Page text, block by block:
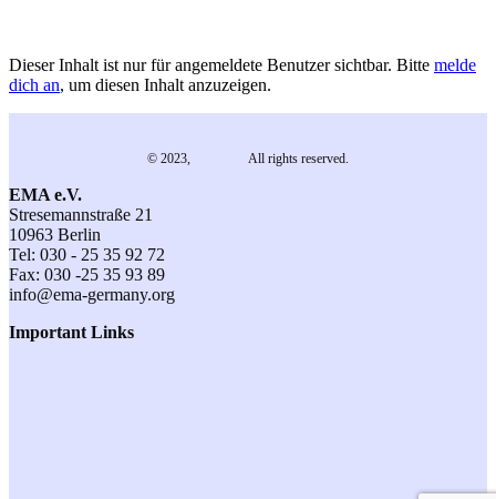
Dieser Inhalt ist nur für angemeldete Benutzer sichtbar. Bitte melde
dich an, um diesen Inhalt anzuzeigen.
© 2023, All rights reserved.
EMA e.V.
Stresemannstraße 21
10963 Berlin
Tel: 030 - 25 35 92 72
Fax: 030 -25 35 93 89
info@ema-germany.org
Important Links